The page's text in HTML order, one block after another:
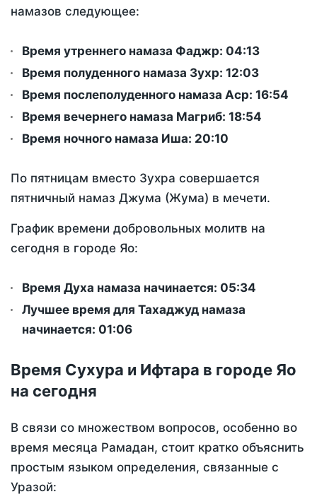
намазов следующее:
Время утреннего намаза Фаджр: 04:13
Время полуденного намаза Зухр: 12:03
Время послеполуденного намаза Аср: 16:54
Время вечернего намаза Магриб: 18:54
Время ночного намаза Иша: 20:10
По пятницам вместо Зухра совершается
пятничный намаз Джума (Жума) в мечети.
График времени добровольных молитв на
сегодня в городе Яо:
Время Духа намаза начинается: 05:34
Лучшее время для Тахаджуд намаза
начинается: 01:06
Время Сухура и Ифтара в городе Яо
на сегодня
В связи со множеством вопросов, особенно во
время месяца Рамадан, стоит кратко объяснить
простым языком определения, связанные с
Уразой: